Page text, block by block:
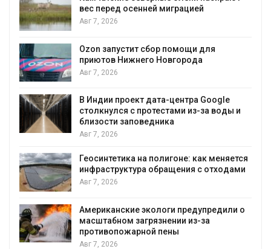
вес перед осенней миграцией
Авг 7, 2026
Ozon запустит сбор помощи для
приютов Нижнего Новгорода
Авг 7, 2026
В Индии проект дата-центра Google
столкнулся с протестами из-за воды и
близости заповедника
Авг 7, 2026
Геосинтетика на полигоне: как меняется
инфраструктура обращения с отходами
Авг 7, 2026
Американские экологи предупредили о
масштабном загрязнении из-за
противопожарной пены
Авг 7, 2026